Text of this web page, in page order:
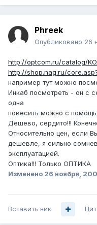
Phreek
Опубликовано 26
http://optcom.ru/catalog/
http://shop.nag.ru/
например тут можно
Инкаб посмотреть - он с
одна
повесить можно с
Дешево, сердито!!!
Относительно цен, если
дешевле, я сильно
эксплуатацией.
Оптика!!! Только ОПТИКА
Изменено 26 ноября,
Вставить ник